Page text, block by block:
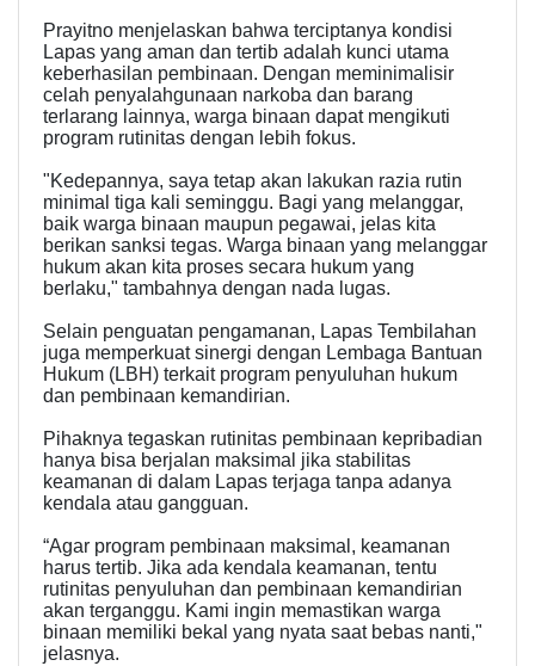
Prayitno menjelaskan bahwa terciptanya kondisi
Lapas yang aman dan tertib adalah kunci utama
keberhasilan pembinaan. Dengan meminimalisir
celah penyalahgunaan narkoba dan barang
terlarang lainnya, warga binaan dapat mengikuti
program rutinitas dengan lebih fokus.
"Kedepannya, saya tetap akan lakukan razia rutin
minimal tiga kali seminggu. Bagi yang melanggar,
baik warga binaan maupun pegawai, jelas kita
berikan sanksi tegas. Warga binaan yang melanggar
hukum akan kita proses secara hukum yang
berlaku," tambahnya dengan nada lugas.
Selain penguatan pengamanan, Lapas Tembilahan
juga memperkuat sinergi dengan Lembaga Bantuan
Hukum (LBH) terkait program penyuluhan hukum
dan pembinaan kemandirian.
Pihaknya tegaskan rutinitas pembinaan kepribadian
hanya bisa berjalan maksimal jika stabilitas
keamanan di dalam Lapas terjaga tanpa adanya
kendala atau gangguan.
“Agar program pembinaan maksimal, keamanan
harus tertib. Jika ada kendala keamanan, tentu
rutinitas penyuluhan dan pembinaan kemandirian
akan terganggu. Kami ingin memastikan warga
binaan memiliki bekal yang nyata saat bebas nanti,"
jelasnya.